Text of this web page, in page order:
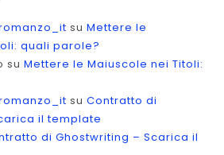
suMettere le
quali parole?
suMettere le Maiuscole nei Titoli:
suContratto di
il template
di Ghostwriting – Scarica il